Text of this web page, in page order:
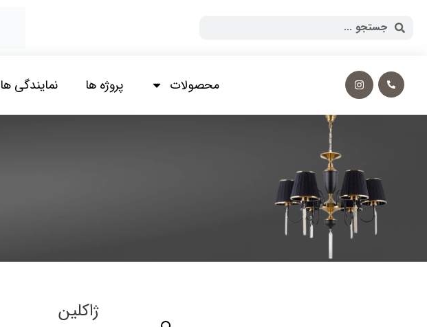
محصولات پروژه ها نمایندگی ها
ژاکلین